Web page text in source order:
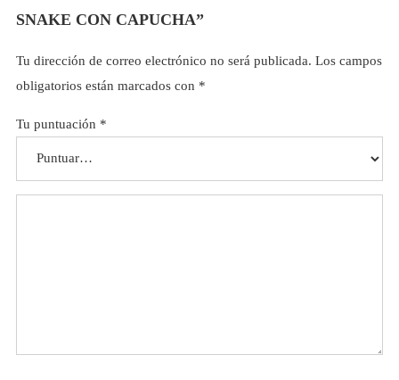
SNAKE CON CAPUCHA”
Tu dirección de correo electrónico no será publicada. Los campos
obligatorios están marcados con *
Tu puntuación *